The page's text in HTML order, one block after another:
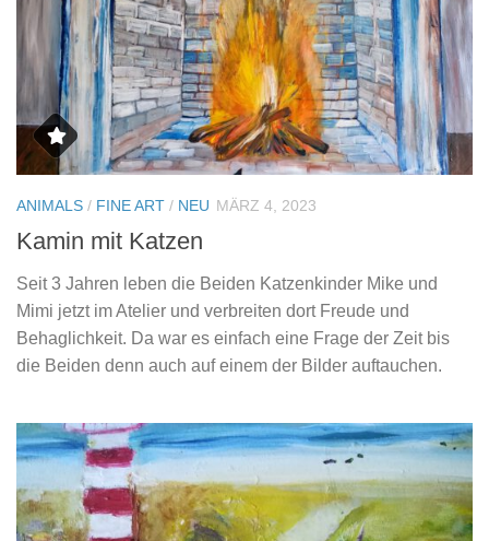
ANIMALS / FINE ART / NEU MÄRZ 4, 2023
Kamin mit Katzen
Seit 3 Jahren leben die Beiden Katzenkinder Mike und
Mimi jetzt im Atelier und verbreiten dort Freude und
Behaglichkeit. Da war es einfach eine Frage der Zeit bis
die Beiden denn auch auf einem der Bilder auftauchen.